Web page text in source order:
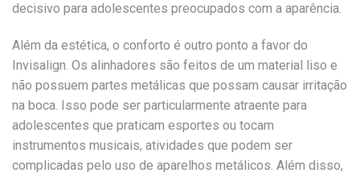
decisivo para adolescentes preocupados com a aparência.
Além da estética, o conforto é outro ponto a favor do
Invisalign. Os alinhadores são feitos de um material liso e
não possuem partes metálicas que possam causar irritação
na boca. Isso pode ser particularmente atraente para
adolescentes que praticam esportes ou tocam
instrumentos musicais, atividades que podem ser
complicadas pelo uso de aparelhos metálicos. Além disso,